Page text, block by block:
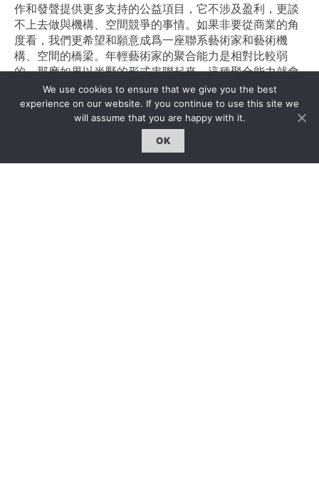
作和發聲提供更多支持的公益項目，它不涉及盈利，更談
不上去做與機構、空間競爭的事情。如果非要從商業的角
度看，我們更希望和願意成爲一座聯系藝術家和藝術機
構、空間的橋梁。年輕藝術家的聚合能力是相對比較弱
的，那麽如果以半野的形式串聯起來，這種聚合能力就會
變大。半野有很好的條件，包括做藝術家駐地項目。
藝術家駐地項目希望能把外地藝術家邀請過來，更多的與
杭州當地藝術家互動。邀請並不僅僅是讓藝術家來半野創
作，最重要的落點是希望他們能與杭州本地藝術家有很好
的互動。包括我們之後希望能與國外機構進行資源互換，
We use cookies to ensure that we give you the best
experience on our website. If you continue to use this site we
will assume that you are happy with it.
OK